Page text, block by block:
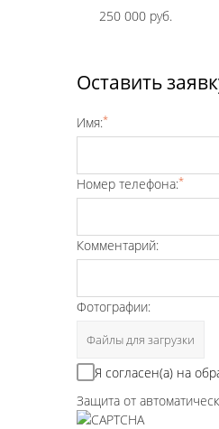
250 000 руб.
Оставить
Имя:*
Номер телефона:*
Комментарий:
Фотографии:
Файлы для загрузки
Я согласен(а) на
Защита от